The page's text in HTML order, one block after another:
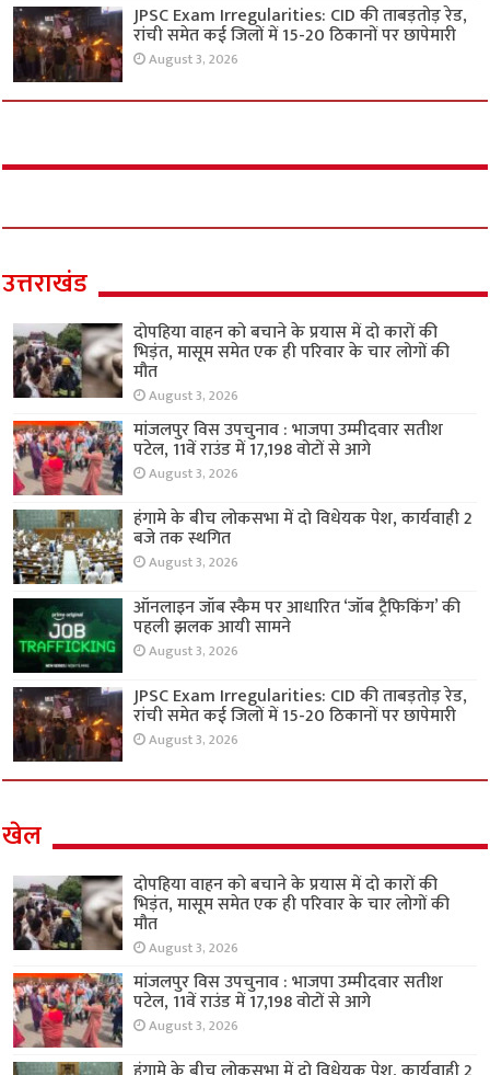
JPSC Exam Irregularities: CID की ताबड़तोड़ रेड,
रांची समेत कई जिलों में 15-20 ठिकानों पर छापेमारी
August 3, 2026
उत्तराखंड
दोपहिया वाहन को बचाने के प्रयास में दो कारों की
भिड़ंत, मासूम समेत एक ही परिवार के चार लोगों की
मौत
August 3, 2026
मांजलपुर विस उपचुनाव : भाजपा उम्मीदवार सतीश
पटेल, 11वें राउंड में 17,198 वोटों से आगे
August 3, 2026
हंगामे के बीच लोकसभा में दो विधेयक पेश, कार्यवाही 2
बजे तक स्थगित
August 3, 2026
ऑनलाइन जॉब स्कैम पर आधारित ‘जॉब ट्रैफिकिंग’ की
पहली झलक आयी सामने
August 3, 2026
JPSC Exam Irregularities: CID की ताबड़तोड़ रेड,
रांची समेत कई जिलों में 15-20 ठिकानों पर छापेमारी
August 3, 2026
खेल
दोपहिया वाहन को बचाने के प्रयास में दो कारों की
भिड़ंत, मासूम समेत एक ही परिवार के चार लोगों की
मौत
August 3, 2026
मांजलपुर विस उपचुनाव : भाजपा उम्मीदवार सतीश
पटेल, 11वें राउंड में 17,198 वोटों से आगे
August 3, 2026